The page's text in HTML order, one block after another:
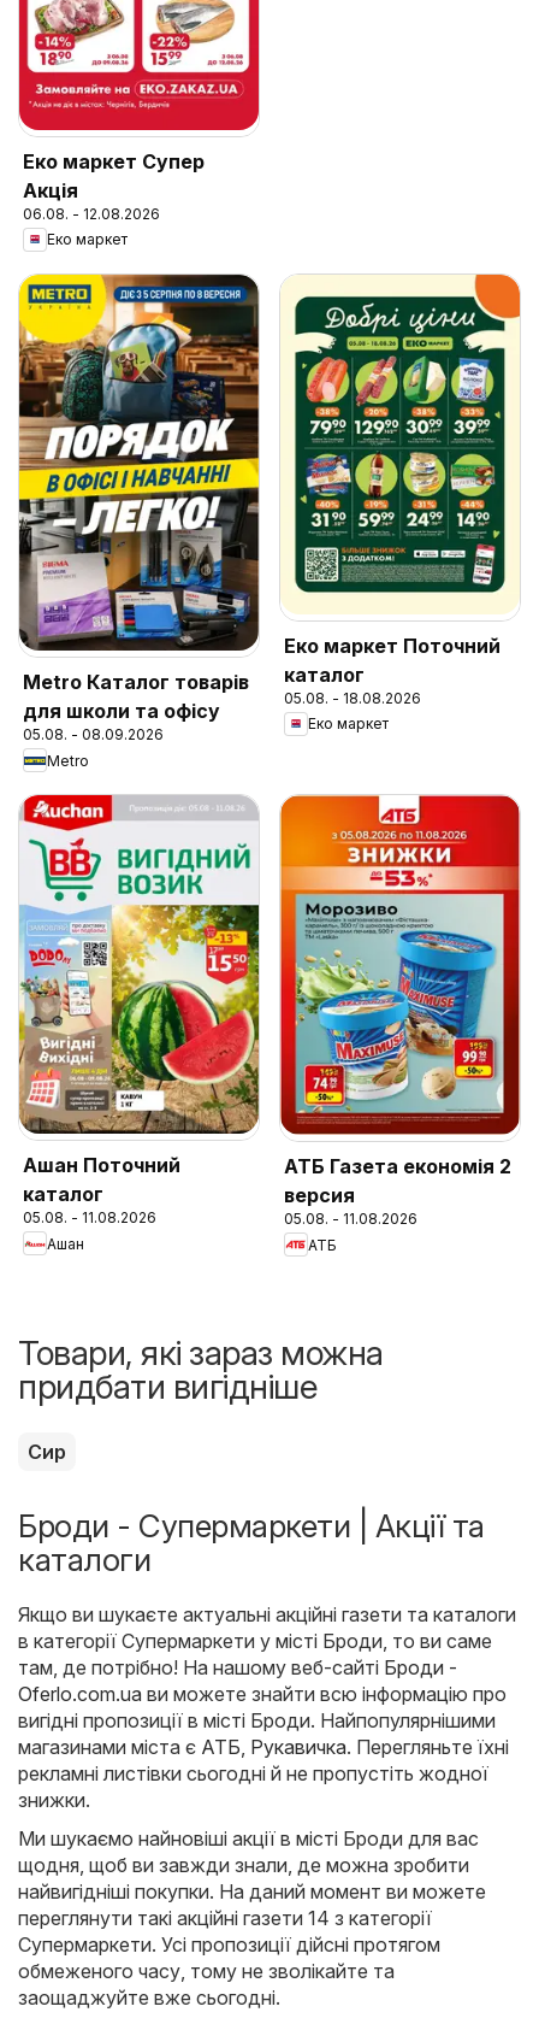
Еко маркет Супер
Акція
06.08. - 12.08.2026
Еко маркет
Metro Каталог товарів
для школи та офісу
05.08. - 08.09.2026
Metro
Еко маркет Поточний
каталог
05.08. - 18.08.2026
Еко маркет
Ашан Поточний
каталог
05.08. - 11.08.2026
Ашан
АТБ Газета економія 2
версия
05.08. - 11.08.2026
АТБ
Товари, які зараз можна
придбати вигідніше
Сир
Броди - Супермаркети | Акції та
каталоги
Якщо ви шукаєте актуальні акційні газети та каталоги
в категорії Супермаркети у місті Броди, то ви саме
там, де потрібно! На нашому веб-сайті Броди -
Oferlo.com.ua ви можете знайти всю інформацію про
вигідні пропозиції в місті Броди. Найпопулярнішими
магазинами міста є АТБ, Рукавичка. Перегляньте їхні
рекламні листівки сьогодні й не пропустіть жодної
знижки.
Ми шукаємо найновіші акції в місті Броди для вас
щодня, щоб ви завжди знали, де можна зробити
найвигідніші покупки. На даний момент ви можете
переглянути такі акційні газети 14 з категорії
Супермаркети. Усі пропозиції дійсні протягом
обмеженого часу, тому не зволікайте та
заощаджуйте вже сьогодні.